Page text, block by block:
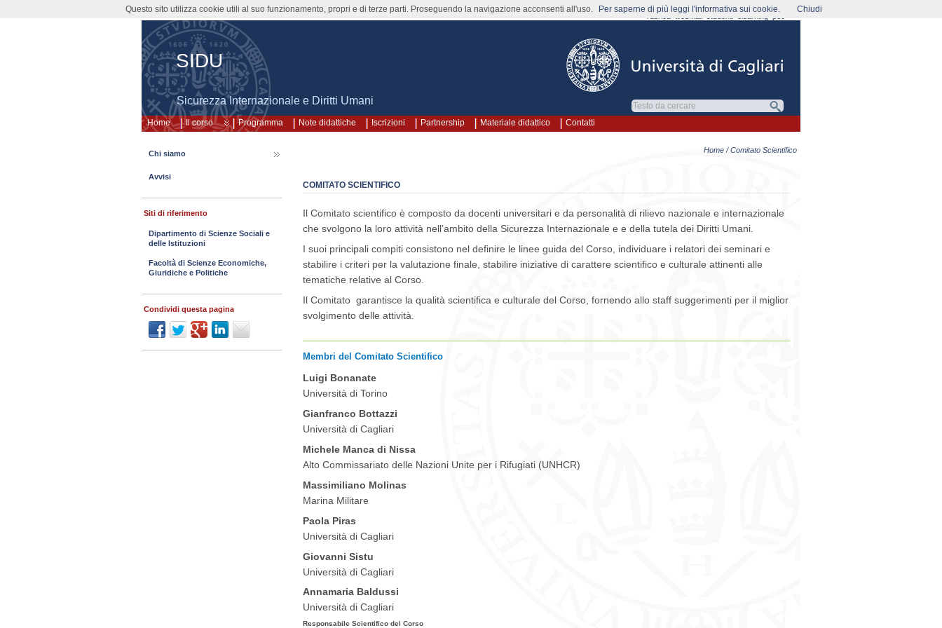
SIDU
Sicurezza Internazionale e Diritti Umani
Home
rubrica webmail
Il corso Programma Note didattiche Iscrizioni Partnership Materiale didattico Contatti
Home / Comitato Scientifico
COMITATO SCIENTIFICO
Il Comitato scientifico è composto da docenti universitari e da personalità di rilievo nazionale e internazionale
che svolgono la loro attività nell’ambito della Sicurezza Internazionale e e della tutela dei Diritti Umani.
I suoi principali compiti consistono nel definire le linee guida del Corso, individuare i relatori dei seminari e
stabilire i criteri per la valutazione finale, stabilire iniziative di carattere scientifico e culturale attinenti alle
tematiche relative al Corso.
Il Comitato garantisce la qualità scientifica e culturale del Corso, fornendo allo staff suggerimenti per il miglior
svolgimento delle attività.
Membri del Comitato Scientifico
Luigi Bonanate
Università di Torino
Gianfranco Bottazzi
Università di Cagliari
Michele Manca di Nissa
Alto Commissariato delle Nazioni Unite per i Rifugiati (UNHCR)
Massimiliano Molinas
Marina Militare
Paola Piras
Università di Cagliari
Giovanni Sistu
Università di Cagliari
Annamaria Baldussi
Università di Cagliari
Responsabile Scientifico del Corso
Chi siamo
Avvisi
Siti di riferimento
Dipartimento di Scienze Sociali e
delle Istituzioni
Facoltà di Scienze Economiche,
Giuridiche e Politiche
Condividi questa pagina
Questo sito utilizza cookie utili al suo funzionamento, propri e di terze parti. Proseguendo la navigazione acconsenti all'uso. Per saperne di più leggi l'informativa sui cookie. Chiudi